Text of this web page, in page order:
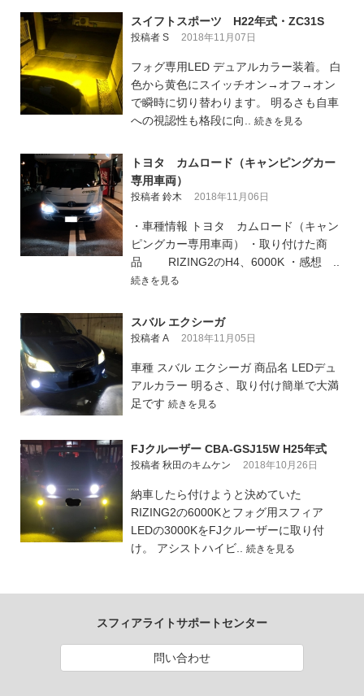
スイフトスポーツ H22年式・ZC31S
投稿者 S 2018年11月07日
フォグ専用LED デュアルカラー装着。 白
色から黄色にスイッチオン→オフ→オン
で瞬時に切り替わります。 明るさも自車
への視認性も格段に向.. 続きを見る
トヨタ カムロード（キャンピングカー
専用車両）
投稿者 鈴木 2018年11月06日
・車種情報 トヨタ カムロード（キャン
ピングカー専用車両） ・取り付けた商
品 RIZING2のH4、6000K ・感想 ..
続きを見る
スバル エクシーガ
投稿者 A 2018年11月05日
車種 スバル エクシーガ 商品名 LEDデュ
アルカラー 明るさ、取り付け簡単で大満
足です 続きを見る
FJクルーザー CBA-GSJ15W H25年式
投稿者 秋田のキムケン 2018年10月26日
納車したら付けようと決めていた
RIZING2の6000Kとフォグ用スフィア
LEDの3000KをFJクルーザーに取り付
け。 アシストハイビ.. 続きを見る
スフィアライトサポートセンター
問い合わせ